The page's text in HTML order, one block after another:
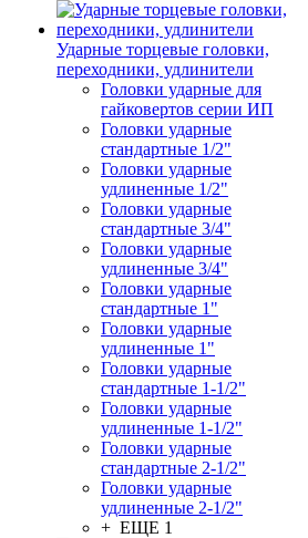
Ударные торцевые головки,
переходники, удлинители
Головки ударные для
гайковертов серии ИП
Головки ударные
стандартные 1/2"
Головки ударные
удлиненные 1/2"
Головки ударные
стандартные 3/4"
Головки ударные
удлиненные 3/4"
Головки ударные
стандартные 1"
Головки ударные
удлиненные 1"
Головки ударные
стандартные 1-1/2"
Головки ударные
удлиненные 1-1/2"
Головки ударные
стандартные 2-1/2"
Головки ударные
удлиненные 2-1/2"
+ ЕЩЕ 1